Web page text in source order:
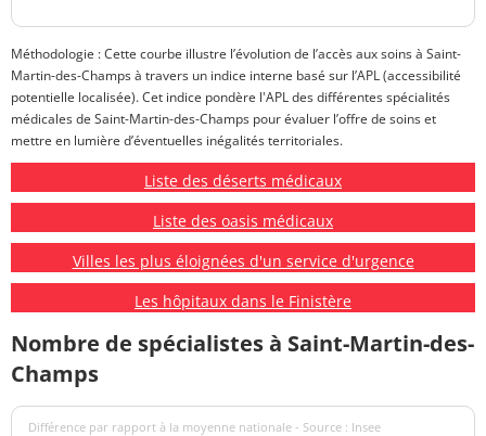
Méthodologie : Cette courbe illustre l’évolution de l’accès aux soins à Saint-
Martin-des-Champs à travers un indice interne basé sur l’APL (accessibilité
potentielle localisée). Cet indice pondère l'APL des différentes spécialités
médicales de Saint-Martin-des-Champs pour évaluer l’offre de soins et
mettre en lumière d’éventuelles inégalités territoriales.
Liste des déserts médicaux
Liste des oasis médicaux
Villes les plus éloignées d'un service d'urgence
Les hôpitaux dans le Finistère
Nombre de spécialistes à Saint-Martin-des-
Champs
Différence par rapport à la moyenne nationale - Source : Insee